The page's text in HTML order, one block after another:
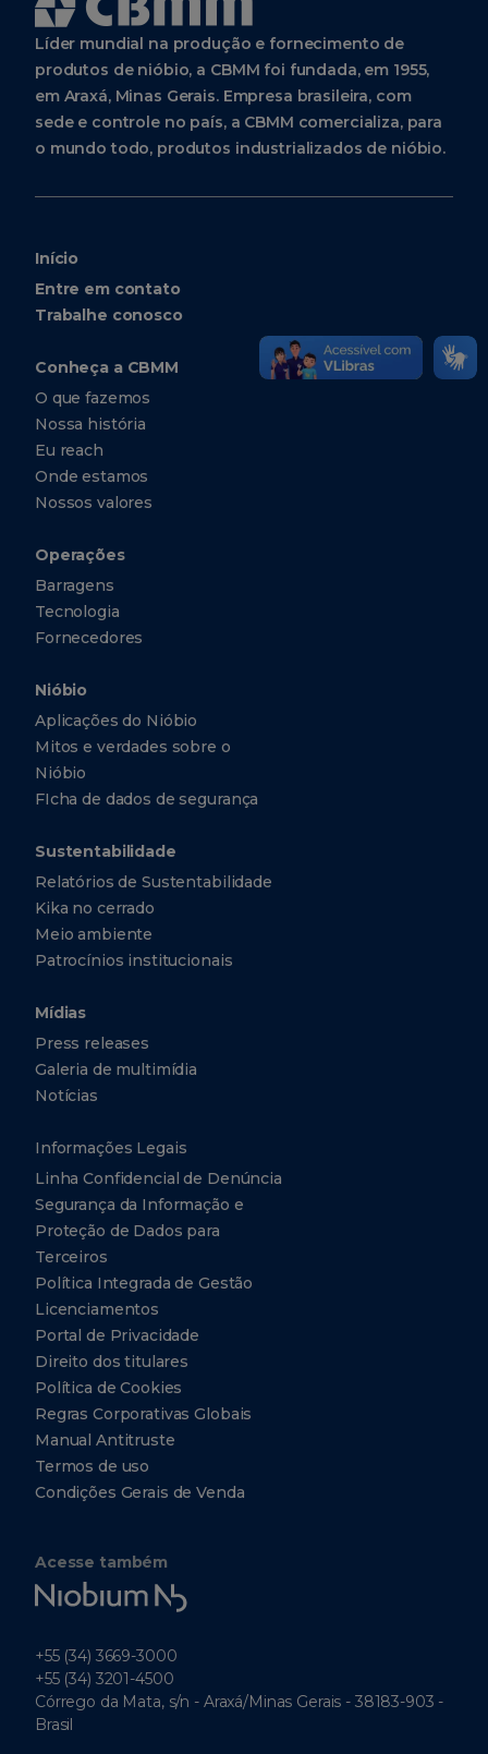
Líder mundial na produção e fornecimento de
produtos de nióbio, a CBMM foi fundada, em 1955,
em Araxá, Minas Gerais. Empresa brasileira, com
sede e controle no país, a CBMM comercializa, para
o mundo todo, produtos industrializados de nióbio.
Início
Entre em contato
Trabalhe conosco
Conheça a CBMM
O que fazemos
Nossa história
Eu reach
Onde estamos
Nossos valores
Operações
Barragens
Tecnologia
Fornecedores
Nióbio
Aplicações do Nióbio
Mitos e verdades sobre o
Nióbio
FIcha de dados de segurança
Sustentabilidade
Relatórios de Sustentabilidade
Kika no cerrado
Meio ambiente
Patrocínios institucionais
Mídias
Press releases
Galeria de multimídia
Notícias
Informações Legais
Linha Confidencial de Denúncia
Segurança da Informação e
Proteção de Dados para
Terceiros
Política Integrada de Gestão
Licenciamentos
Portal de Privacidade
Direito dos titulares
Política de Cookies
Regras Corporativas Globais
Manual Antitruste
Termos de uso
Condições Gerais de Venda
Acesse também
Niobium
Tech
+55 (34) 3669-3000
+55 (34) 3201-4500
Córrego da Mata, s/n - Araxá/Minas Gerais - 38183-903 -
Brasil